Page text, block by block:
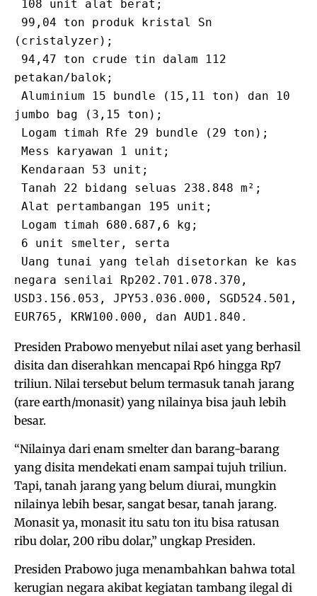
⁠ ⁠108 unit alat berat;
⁠ ⁠99,04 ton produk kristal Sn
(cristalyzer);
⁠ ⁠94,47 ton crude tin dalam 112
petakan/balok;
⁠ ⁠Aluminium 15 bundle (15,11 ton) dan 10
jumbo bag (3,15 ton);
⁠ ⁠Logam timah Rfe 29 bundle (29 ton);
⁠ ⁠Mess karyawan 1 unit;
⁠ ⁠Kendaraan 53 unit;
⁠ ⁠Tanah 22 bidang seluas 238.848 m²;
⁠ ⁠Alat pertambangan 195 unit;
⁠ ⁠Logam timah 680.687,6 kg;
⁠ ⁠6 unit smelter, serta
⁠ ⁠Uang tunai yang telah disetorkan ke kas
negara senilai Rp202.701.078.370,
USD3.156.053, JPY53.036.000, SGD524.501,
EUR765, KRW100.000, dan AUD1.840.
Presiden Prabowo menyebut nilai aset yang berhasil
disita dan diserahkan mencapai Rp6 hingga Rp7
triliun. Nilai tersebut belum termasuk tanah jarang
(rare earth/monasit) yang nilainya bisa jauh lebih
besar.
“Nilainya dari enam smelter dan barang-barang
yang disita mendekati enam sampai tujuh triliun.
Tapi, tanah jarang yang belum diurai, mungkin
nilainya lebih besar, sangat besar, tanah jarang.
Monasit ya, monasit itu satu ton itu bisa ratusan
ribu dolar, 200 ribu dolar,” ungkap Presiden.
Presiden Prabowo juga menambahkan bahwa total
kerugian negara akibat kegiatan tambang ilegal di